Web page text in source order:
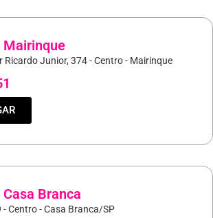
Mairinque
Ricardo Junior, 374 - Centro - Mairinque
Branca
Centro - Casa Branca/SP